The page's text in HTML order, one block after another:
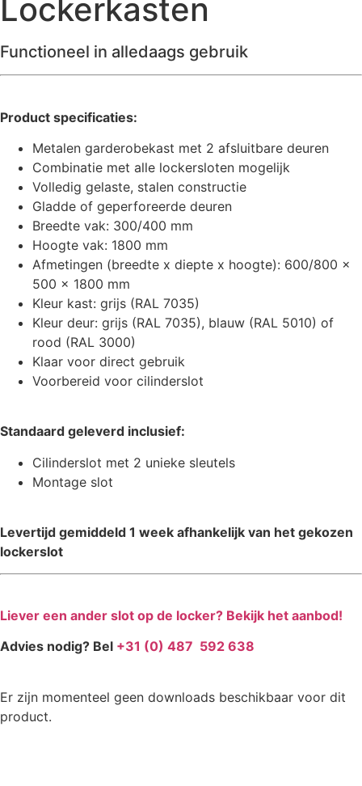
Lockerkasten
Functioneel in alledaags gebruik
Product specificaties:
Metalen garderobekast met 2 afsluitbare deuren
Combinatie met alle lockersloten mogelijk
Volledig gelaste, stalen constructie
Gladde of geperforeerde deuren
Breedte vak: 300/400 mm
Hoogte vak: 1800 mm
Afmetingen (breedte x diepte x hoogte): 600/800 x
500 x 1800 mm
Kleur kast: grijs (RAL 7035)
Kleur deur: grijs (RAL 7035), blauw (RAL 5010) of
rood (RAL 3000)
Klaar voor direct gebruik
Voorbereid voor cilinderslot
Standaard geleverd inclusief:
Cilinderslot met 2 unieke sleutels
Montage slot
Levertijd gemiddeld 1 week afhankelijk van het gekozen
lockerslot
Liever een ander slot op de locker? Bekijk het aanbod!
Advies nodig? Bel +31 (0) 487 592 638
Er zijn momenteel geen downloads beschikbaar voor dit
product.